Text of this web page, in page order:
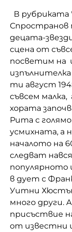
Домашен
Питаме Ви
До ре ми
В рубриката
Спространов
децата-
сцена от
посветим на
ти август
съвсем малка,
хората
Рита с
усмихната, а
началото на
следват
популярното
в дует с
Уитни
много други.
присъствие
от известни